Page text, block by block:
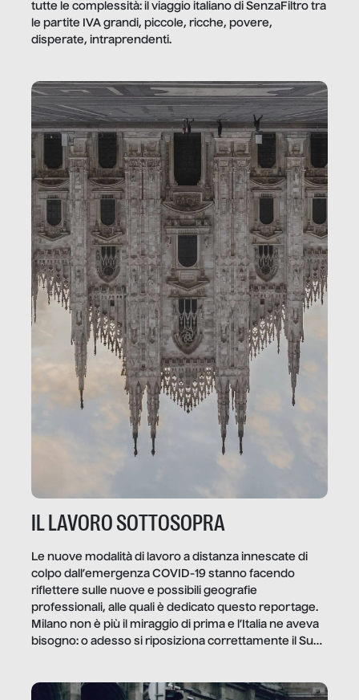
tutte le complessità: il viaggio italiano di SenzaFiltro tra
le partite IVA grandi, piccole, ricche, povere,
disperate, intraprendenti.
IL LAVORO SOTTOSOPRA
Le nuove modalità di lavoro a distanza innescate di
colpo dall’emergenza COVID-19 stanno facendo
riflettere sulle nuove e possibili geografie
professionali, alle quali è dedicato questo reportage.
Milano non è più il miraggio di prima e l’Italia ne aveva
bisogno: o adesso si riposiziona correttamente il Sud